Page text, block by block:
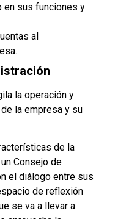
en sus funciones y
al
la operación y
la empresa y su
de la
Consejo de
el diálogo entre sus
de reflexión
se va a llevar a